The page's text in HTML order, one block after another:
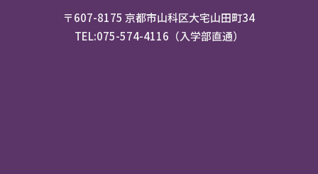
〒607-8175 京都市山科区大宅山田町34
TEL:075-574-4116（入学部直通）